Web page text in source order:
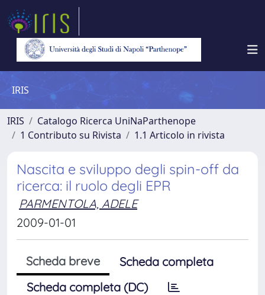
IRIS
IRIS
Catalogo Ricerca UniNaParthenope
1 Contributo su Rivista
1.1 Articolo in rivista
Nascita e sviluppo degli spin-off da
ricerca: il ruolo degli EPR
PARMENTOLA, ADELE
2009-01-01
Scheda breve
Scheda completa
Scheda completa (DC)